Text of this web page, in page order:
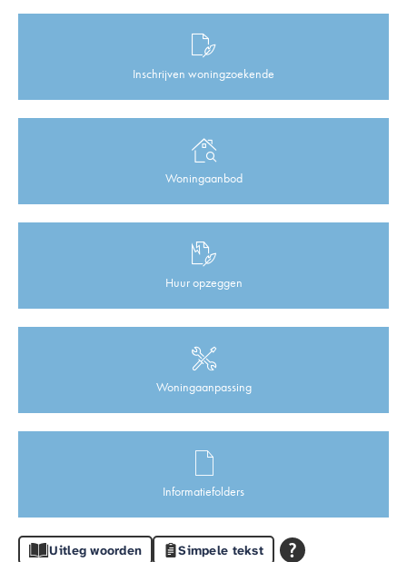
Inschrijven woningzoekende
Woningaanbod
Huur opzeggen
Woningaanpassing
Informatiefolders
Uitleg woorden Simpele tekst